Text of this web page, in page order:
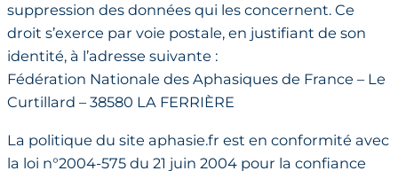
suppression des données qui les concernent. Ce
droit s’exerce par voie postale, en justifiant de son
identité, à l’adresse suivante :
Fédération Nationale des Aphasiques de France – Le
Curtillard – 38580 LA FERRIÈRE
La politique du site aphasie.fr est en conformité avec
la loi n°2004-575 du 21 juin 2004 pour la confiance